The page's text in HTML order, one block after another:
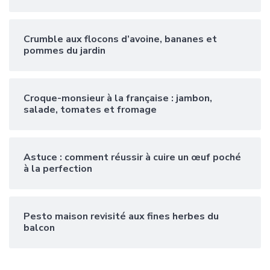
Crumble aux flocons d’avoine, bananes et
pommes du jardin
Croque-monsieur à la française : jambon,
salade, tomates et fromage
Astuce : comment réussir à cuire un œuf poché
à la perfection
Pesto maison revisité aux fines herbes du
balcon